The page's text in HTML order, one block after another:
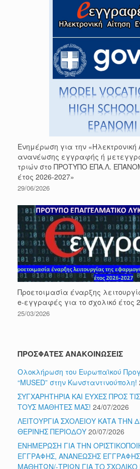
Ενημέρωση για την
ανανέωσης εγγραφής ή
τριών στο ΠΡΟΤΥΠΟ ΕΠΑ.Λ.
έτος 2026-2027»
29/06/2026
Προετοιμασία έναρξης
e-εγγραφές για το σχολικό έτος
25/03/2026
ΠΡΟΣΦΑΤΕΣ ΑΝΑΚΟΙΝΩΣΕΙΣ
Ολοκλήρωση του Ευρωπαϊκού
“MUSED” στην Κωνσταντινούπολη!
ΣΥΓΧΑΡΗΤΗΡΙΑ ΚΑΙ ΕΥΧΕΣ ΠΡΟΣ
ΤΟΥΣ ΜΑΘΗΤΕΣ ΜΑΣ! 24/07/2026
ΛΕΙΤΟΥΡΓΙΑ ΣΧΟΛΕΙΟΥ ΚΑΤΑ ΤΗΝ
ΘΕΡΙΝΗΣ ΠΕΡΙΟΔΟΥ 20/07/2026
ΕΝΗΜΕΡΩΣΗ ΓΙΑ ΤΗΝ
ΕΓΓΡΑΦΗΣ, ΑΝΑΝΕΩΣΗΣ
ΜΑΘΗΤΩΝ/-ΤΡΙΩΝ ΓΙΑ ΤΟ ΣΧΟΛΙΚΟ